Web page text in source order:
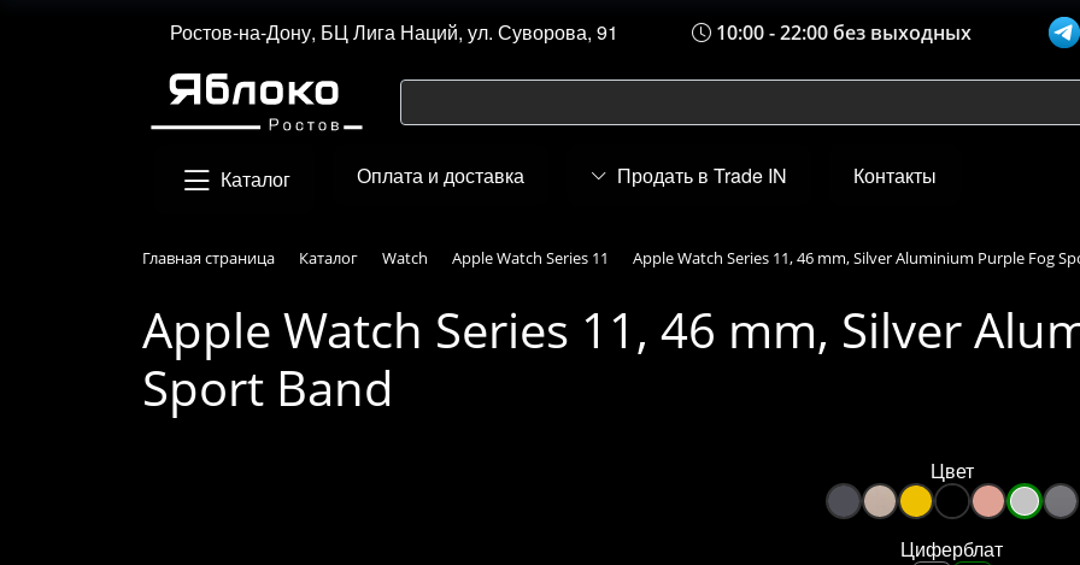
Ростов-на-Дону, БЦ Лига Наций, ул. Суворова, 91 10:00 - 22:00 без выходных
Каталог Оплата и доставка Продать в Trade IN Контакты
Главная страница Каталог Watch Apple Watch Series 11 Apple Watch Series 11, 46 mm, Silver Aluminium Purple Fog
Apple Watch Series 11, 46 mm, Silver
Sport Band
Цвет
Циферблат